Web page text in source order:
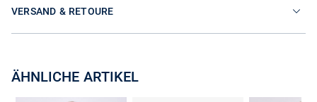
VERSAND & RETOURE
ÄHNLICHE ARTIKEL